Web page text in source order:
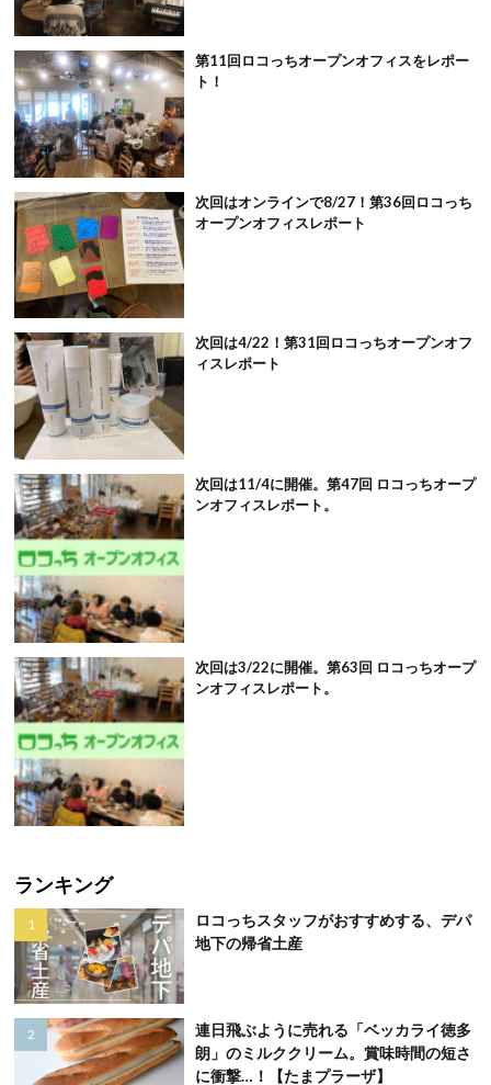
第11回ロコっちオープンオフィスをレポー
ト！
次回はオンラインで8/27！第36回ロコっち
オープンオフィスレポート
次回は4/22！第31回ロコっちオープンオフ
ィスレポート
次回は11/4に開催。第47回 ロコっちオープ
ンオフィスレポート。
次回は3/22に開催。第63回 ロコっちオープ
ンオフィスレポート。
ランキング
ロコっちスタッフがおすすめする、デパ
地下の帰省土産
連日飛ぶように売れる「ベッカライ徳多
朗」のミルククリーム。賞味時間の短さ
に衝撃…！【たまプラーザ】